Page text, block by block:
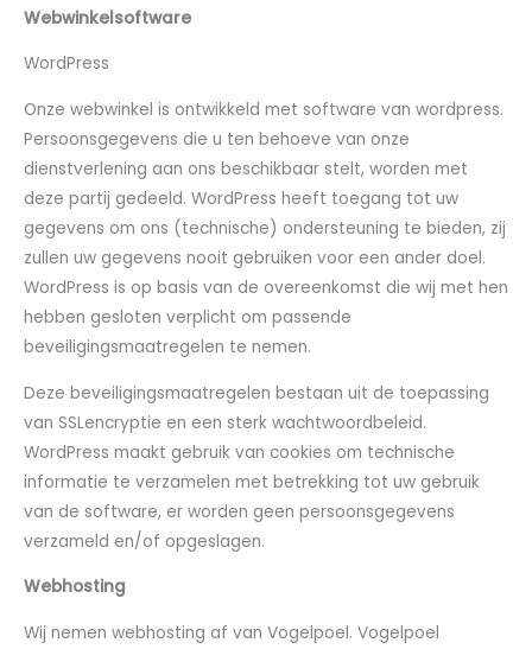
Webwinkelsoftware
WordPress
Onze webwinkel is ontwikkeld met software van wordpress.
Persoonsgegevens die u ten behoeve van onze
dienstverlening aan ons beschikbaar stelt, worden met
deze partij gedeeld. WordPress heeft toegang tot uw
gegevens om ons (technische) ondersteuning te bieden, zij
zullen uw gegevens nooit gebruiken voor een ander doel.
WordPress is op basis van de overeenkomst die wij met hen
hebben gesloten verplicht om passende
beveiligingsmaatregelen te nemen.
Deze beveiligingsmaatregelen bestaan uit de toepassing
van SSLencryptie en een sterk wachtwoordbeleid.
WordPress maakt gebruik van cookies om technische
informatie te verzamelen met betrekking tot uw gebruik
van de software, er worden geen persoonsgegevens
verzameld en/of opgeslagen.
Webhosting
Wij nemen webhosting af van Vogelpoel. Vogelpoel